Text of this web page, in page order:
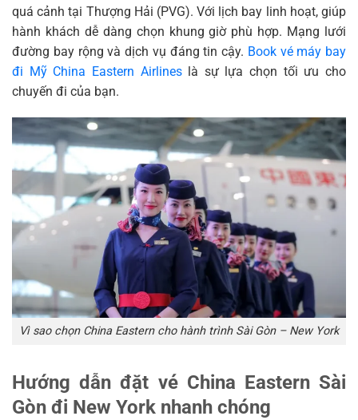
quá cảnh tại Thượng Hải (PVG). Với lịch bay linh hoạt, giúp
hành khách dễ dàng chọn khung giờ phù hợp. Mạng lưới
đường bay rộng và dịch vụ đáng tin cậy. Book vé máy bay
đi Mỹ China Eastern Airlineslà sự lựa chọn tối ưu cho
chuyến đi của bạn.
Vì sao chọn China Eastern cho hành trình Sài Gòn – New York
Hướng dẫn đặt vé China Eastern Sài
Gòn đi New York nhanh chóng